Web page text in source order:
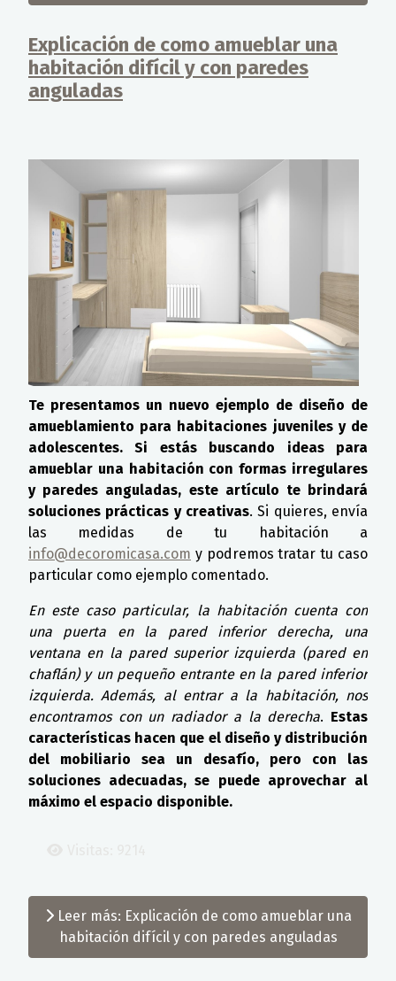
Explicación de como amueblar una
habitación difícil y con paredes
anguladas
Te presentamos un nuevo ejemplo de diseño de
amueblamiento para habitaciones juveniles y de
adolescentes. Si estás buscando ideas para
amueblar una habitación con formas irregulares
y paredes anguladas, este artículo te brindará
soluciones prácticas y creativas. Si quieres, envía
las medidas de tu habitación a
info@decoromicasa.com y podremos tratar tu caso
particular como ejemplo comentado.
En este caso particular, la habitación cuenta con
una puerta en la pared inferior derecha, una
ventana en la pared superior izquierda (pared en
chaflán) y un pequeño entrante en la pared inferior
izquierda. Además, al entrar a la habitación, nos
encontramos con un radiador a la derecha. Estas
características hacen que el diseño y distribución
del mobiliario sea un desafío, pero con las
soluciones adecuadas, se puede aprovechar al
máximo el espacio disponible.
Leer más: Explicación de como amueblar una
habitación difícil y con paredes anguladas